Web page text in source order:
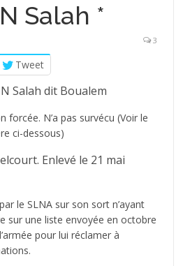
Salah *
3
Tweet
Salah dit Boualem
forcée. N’a pas survécu (Voir le
ci-dessous)
Enlevé le 21 mai
le SLNA sur son sort n’ayant
sur une liste envoyée en octobre
pour lui réclamer à